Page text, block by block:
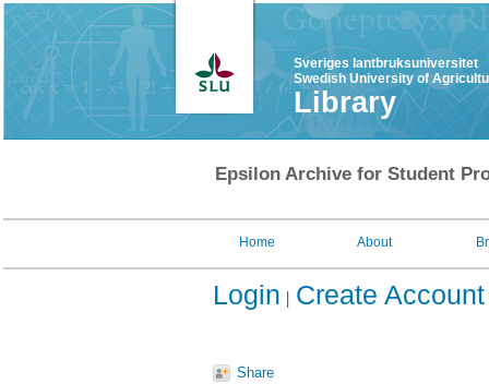
Sveriges lantbruksuniversitet
Swedish University of
Library
Epsilon Archive for Student
Home About
Login Create Account
Share